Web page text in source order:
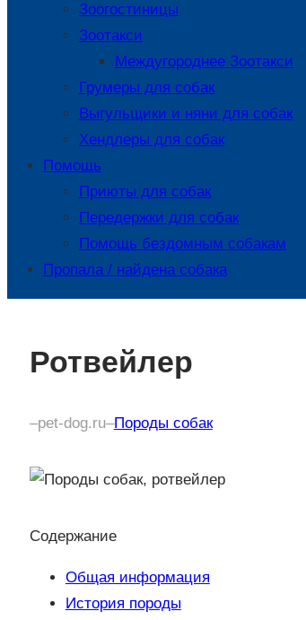
Зоогостиницы
Зоотакси
Междугороднее Зоотакси
Грумеры для собак
Выгульщики и няни для собак
Хендлеры для собак
Помощь
Приюты для собак
Передержки для собак
Помощь бездомным собакам
Пропала / найдена собака
Ротвейлер
–pet-dog.ru–Породы собак
Содержание
Общая информация
История породы